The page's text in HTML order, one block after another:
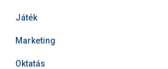
Játék
Marketing
Oktatás